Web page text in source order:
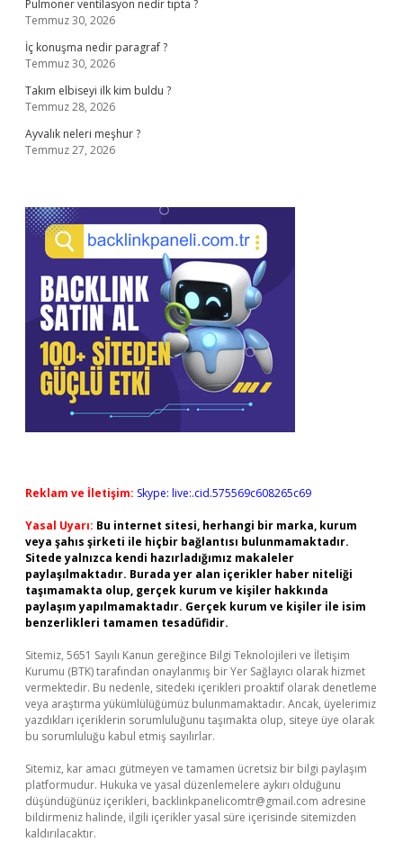
Pulmoner ventilasyon nedir tıpta ?
Temmuz 30, 2026
İç konuşma nedir paragraf ?
Temmuz 30, 2026
Takım elbiseyi ilk kim buldu ?
Temmuz 28, 2026
Ayvalık neleri meşhur ?
Temmuz 27, 2026
Reklam ve İletişim: Skype: live:.cid.575569c608265c69
Yasal Uyarı: Bu internet sitesi, herhangi bir marka, kurum
veya şahıs şirketi ile hiçbir bağlantısı bulunmamaktadır.
Sitede yalnızca kendi hazırladığımız makaleler
paylaşılmaktadır. Burada yer alan içerikler haber niteliği
taşımamakta olup, gerçek kurum ve kişiler hakkında
paylaşım yapılmamaktadır. Gerçek kurum ve kişiler ile isim
benzerlikleri tamamen tesadüfidir.
Sitemiz, 5651 Sayılı Kanun gereğince Bilgi Teknolojileri ve İletişim
Kurumu (BTK) tarafından onaylanmış bir Yer Sağlayıcı olarak hizmet
vermektedir. Bu nedenle, sitedeki içerikleri proaktif olarak denetleme
veya araştırma yükümlülüğümüz bulunmamaktadır. Ancak, üyelerimiz
yazdıkları içeriklerin sorumluluğunu taşımakta olup, siteye üye olarak
bu sorumluluğu kabul etmiş sayılırlar.
Sitemiz, kar amacı gütmeyen ve tamamen ücretsiz bir bilgi paylaşım
platformudur. Hukuka ve yasal düzenlemelere aykırı olduğunu
düşündüğünüz içerikleri, backlinkpanelicomtr@gmail.com adresine
bildirmeniz halinde, ilgili içerikler yasal süre içerisinde sitemizden
kaldırılacaktır.